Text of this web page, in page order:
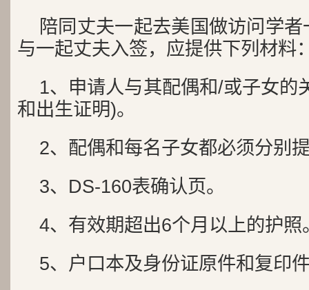
陪同丈夫一起去美国做访问学
与一起丈夫入签，应提供下列材料
1、申请人与其配偶和/或子女的
和出生证明)。
2、配偶和每名子女都必须分别
3、DS-160表确认页。
4、有效期超出6个月以上的护照
5、户口本及身份证原件和复印